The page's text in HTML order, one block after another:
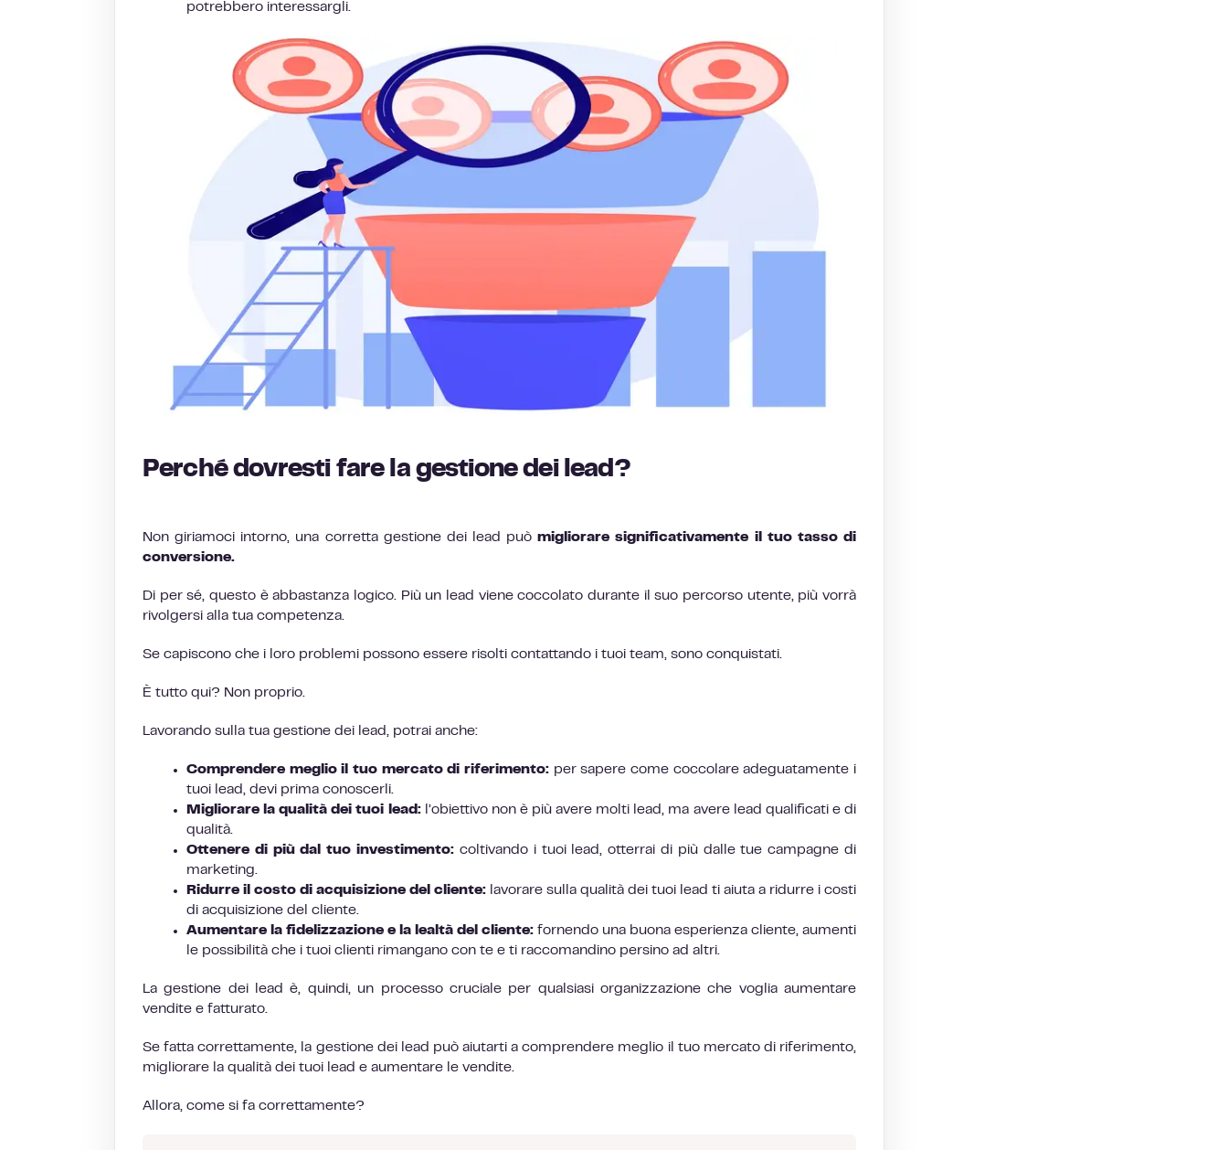
potrebbero interessargli.
Perché dovresti fare la gestione dei lead?
Non giriamoci intorno, una corretta gestione dei lead puòmigliorare significativamente il tuo tasso di
conversione.
Di per sé, questo è abbastanza logico. Più un lead viene coccolato durante il suo percorso utente, più vorrà
rivolgersi alla tua competenza.
Se capiscono che i loro problemi possono essere risolti contattando i tuoi team, sono conquistati.
È tutto qui? Non proprio.
Lavorando sulla tua gestione dei lead, potrai anche:
Comprendere meglio il tuo mercato di riferimento: per sapere come coccolare adeguatamente i
tuoi lead, devi prima conoscerli.
Migliorare la qualità dei tuoi lead:l’obiettivo non è più avere molti lead, ma avere lead qualificati e di
qualità.
Ottenere di più dal tuo investimento: coltivando i tuoi lead, otterrai di più dalle tue campagne di
marketing.
Ridurre il costo di acquisizione del cliente: lavorare sulla qualità dei tuoi lead ti aiuta a ridurre i costi
di acquisizione del cliente.
Aumentare la fidelizzazione e la lealtà del cliente: fornendo una buona esperienza cliente, aumenti
le possibilità che i tuoi clienti rimangano con te e ti raccomandino persino ad altri.
La gestione dei lead è, quindi, un processo cruciale per qualsiasi organizzazione che voglia aumentare
vendite e fatturato.
Se fatta correttamente, la gestione dei lead può aiutarti a comprendere meglio il tuo mercato di riferimento,
migliorare la qualità dei tuoi lead e aumentare le vendite.
Allora, come si fa correttamente?